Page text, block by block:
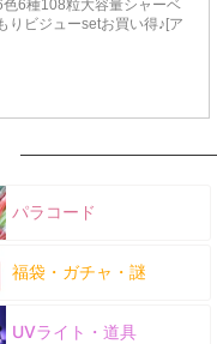
パラコード
福袋・ガチャ・謎
UVライト・道具